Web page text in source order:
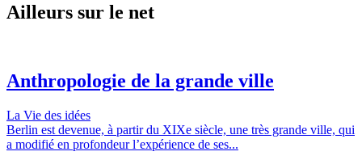
Ailleurs sur le net
Anthropologie de la grande ville
La Vie des idées
Berlin est devenue, à partir du XIXe siècle, une très grande ville, qui
a modifié en profondeur l’expérience de ses...